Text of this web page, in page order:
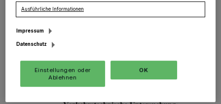
Ausführliche Informationen
Impressum
Datenschutz
Einstellungen oder
Ablehnen
OK